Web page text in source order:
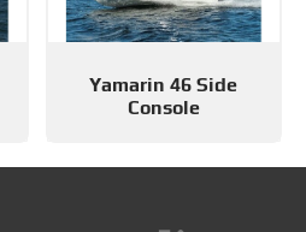
Yamarin 46 Side
Console